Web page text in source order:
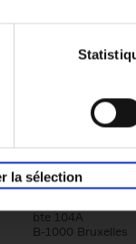
la sélection
Éditions Racine
Tour & Taxis
bte 104A
B-1000 Bruxelles